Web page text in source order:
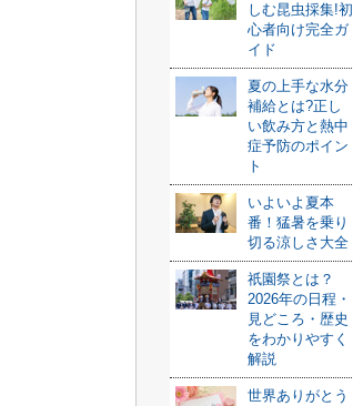
しむ昆虫採集!初
心者向け完全ガ
イド
夏の上手な水分
補給とは?正し
い飲み方と熱中
症予防のポイン
ト
いよいよ夏本
番！猛暑を乗り
切る涼しさ大全
祇園祭とは？
2026年の日程・
見どころ・歴史
をわかりやすく
解説
世界ありがとう